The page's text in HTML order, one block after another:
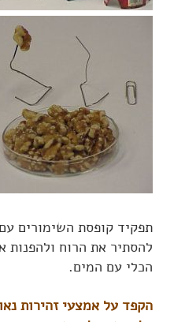
תפקיד קופסת השימורים
להסתיר את הרוח
הכלי עם המים.
הקפד על אמצעי זהירות